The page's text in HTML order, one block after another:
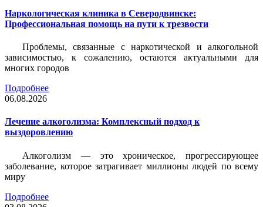
Наркологическая клиника в Северодвинске:
Профессиональная помощь на пути к трезвости
Проблемы, связанные с наркотической и алкогольной
зависимостью, к сожалению, остаются актуальными для
многих городов
Подробнее
06.08.2026
Лечение алкоголизма: Комплексный подход к
выздоровлению
Алкоголизм — это хроническое, прогрессирующее
заболевание, которое затрагивает миллионы людей по всему
миру
Подробнее